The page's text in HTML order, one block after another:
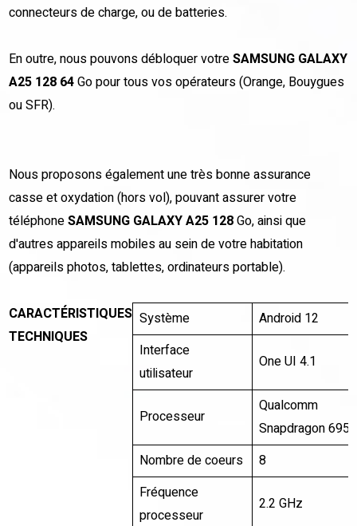
connecteurs de charge, ou de batteries.
En outre, nous pouvons débloquer votreSAMSUNG GALAXY
A25 128 64Gopour tous vos opérateurs (Orange, Bouygues
ou SFR).
Nous proposons également une très bonne assurance
casse et oxydation (hors vol), pouvant assurer votre
téléphoneSAMSUNG GALAXY A25 128Go, ainsi que
d'autres appareils mobiles au sein de votre habitation
(appareils photos, tablettes, ordinateurs portable).
CARACTÉRISTIQUES
TECHNIQUES
Système
Android 12
Interface
utilisateur
One UI 4.1
Processeur
Qualcomm
Snapdragon 695
Nombre de coeurs
8
Fréquence
processeur
2.2 GHz